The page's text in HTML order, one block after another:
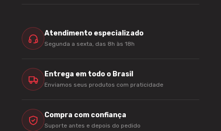
Atendimento especializado
Segunda a sexta, das 8h às 18h
Entrega em todo o Brasil
Enviamos seus produtos com praticidade
Compra com confiança
Suporte antes e depois do pedido